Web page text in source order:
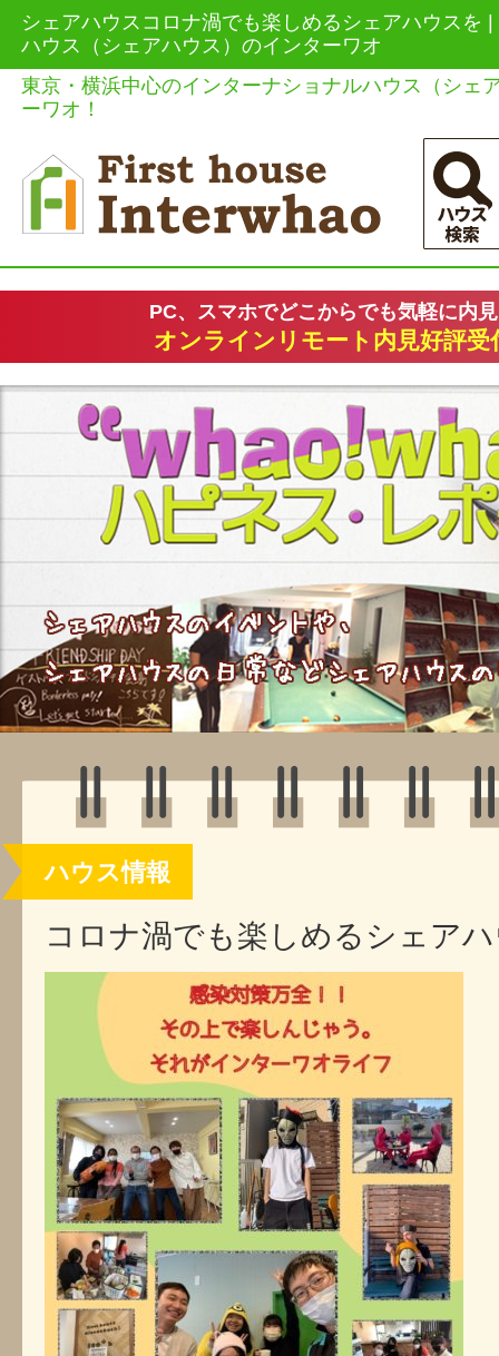
シェアハウスコロナ渦でも楽しめるシェアハウスを
ハウス（シェアハウス）のインターワオ
東京・横浜中心のインターナショナルハウス（シェ
ーワオ！
PC、スマホでどこからでも気軽に内
オンラインリモート内見好評受
ハウス情報
コロナ渦でも楽しめるシェア